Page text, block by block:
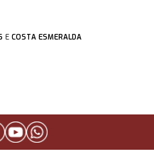
E COSTA ESMERALDA